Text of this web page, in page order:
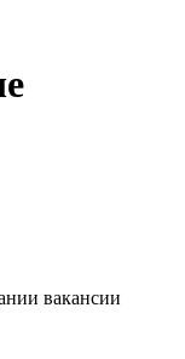
вакансии